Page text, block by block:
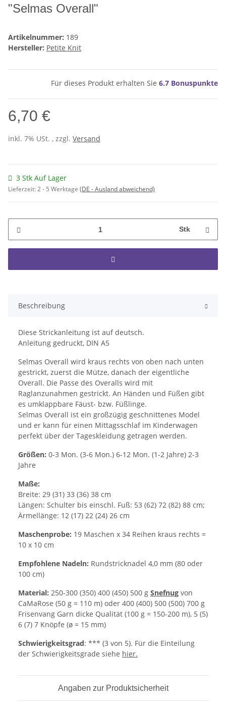
"Selmas Overall"
Artikelnummer: 189
Hersteller: Petite Knit
Für dieses Produkt erhalten Sie 6.7 Bonuspunkte
6,70 €
inkl. 7% USt. , zzgl. Versand
3 Stk Auf Lager
Lieferzeit:2 - 5 Werktage (DE - Ausland abweichend)
Stk
Beschreibung
Diese Strickanleitung ist auf deutsch.
Anleitung gedruckt, DIN A5
Selmas Overall wird kraus rechts von oben nach unten
gestrickt, zuerst die Mütze, danach der eigentliche
Overall. Die Passe des Overalls wird mit
Raglanzunahmen gestrickt. An Händen und Füßen gibt
es umklappbare Fäust- bzw. Füßlinge.
Selmas Overall ist ein großzügig geschnittenes Model
und er kann für einen Mittagsschlaf im Kinderwagen
perfekt über der Tageskleidung getragen werden.
Größen: 0-3 Mon. (3-6 Mon.) 6-12 Mon. (1-2 Jahre) 2-3
Jahre
Maße:
Breite: 29 (31) 33 (36) 38 cm
Längen: Schulter bis einschl. Fuß: 53 (62) 72 (82) 88 cm;
Ärmellänge: 12 (17) 22 (24) 26 cm
Maschenprobe: 19 Maschen x 34 Reihen kraus rechts =
10 x 10 cm
Empfohlene Nadeln: Rundstricknadel 4,0 mm (80 oder
100 cm)
Material: 250-300 (350) 400 (450) 500 g Snefnug von
CaMaRose (50 g = 110 m) oder 400 (400) 500 (500) 700 g
Frisenvang Garn dicke Qualität (100 g = 150-200 m), 5 (5)
6 (7) 7 Knöpfe (ø = 15 mm)
Schwierigkeitsgrad: *** (3 von 5). Für die Einteilung
der Schwierigkeitsgrade siehe hier.
Angaben zur Produktsicherheit